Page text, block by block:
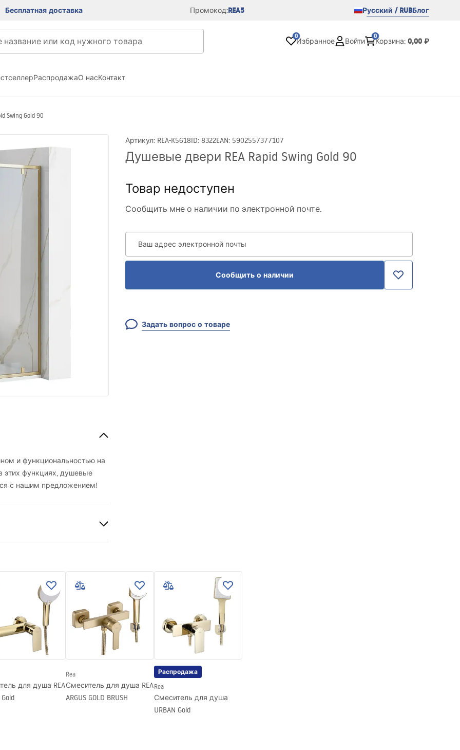
Бесплатная доставка Промокод:REA5 Русский / RUBБлог
0
Избранное Войти
0
Корзина: 0,00 ₽
РаспродажаО насКонтакт
Swing Gold 90
Артикул: REA-K5618ID: 8322EAN: 5902557377107
Душевые двери REA Rapid Swing Gold 90
Товар недоступен
Сообщить мне о наличии по электронной почте.
Ваш адрес электронной почты
Сообщить о наличии
Задать вопрос о товаре
и функциональностью на
этих функциях, душевые
с нашим предложением!
для душа REA
Rea
Смеситель для душа REA
ARGUS GOLD BRUSH
Распродажа
Rea
Смеситель для душа
URBAN Gold